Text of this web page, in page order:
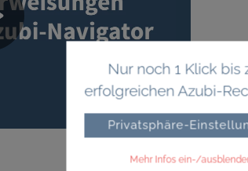
Nur noch 1 Klick bis
erfolgreichen Azubi-
Privatsphäre-
Mehr Infos ein-/